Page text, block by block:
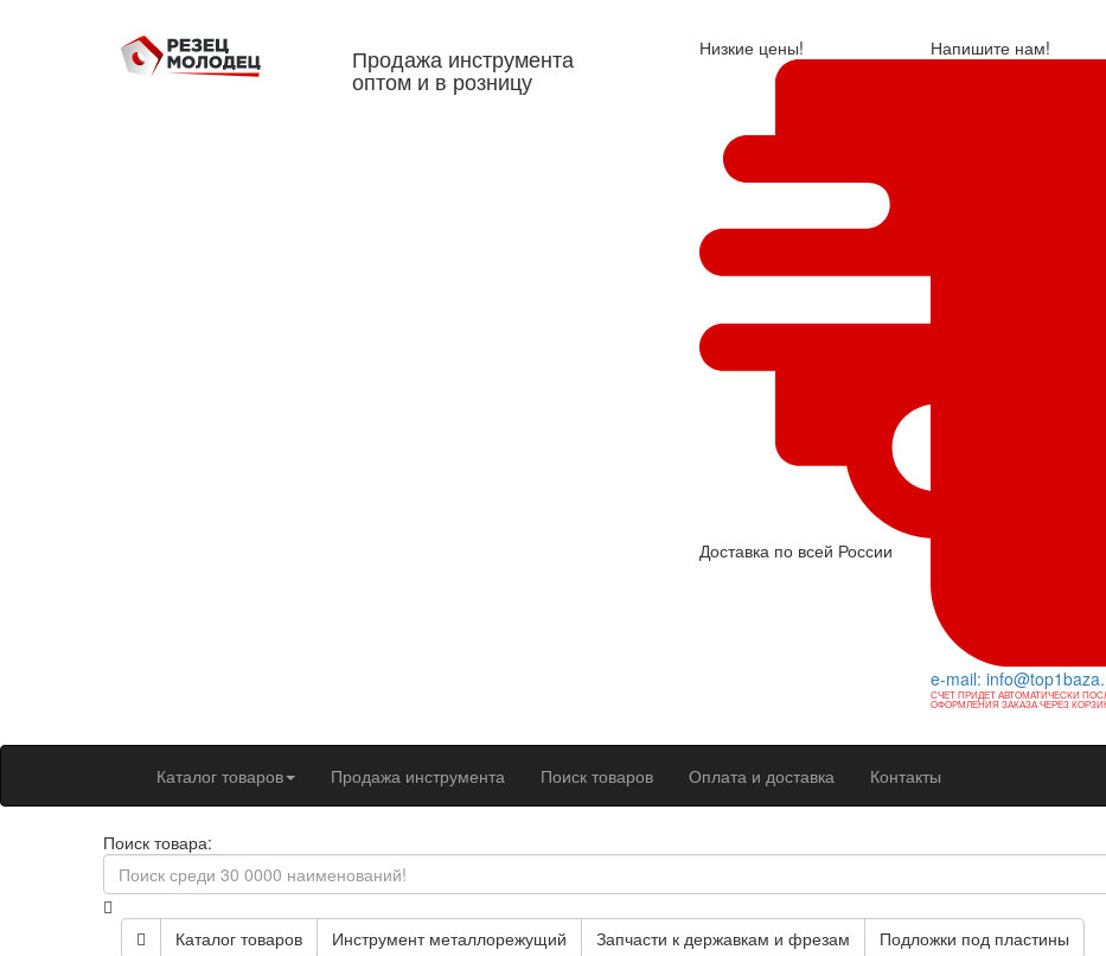
Продажа инструмента
оптом и в розницу
Низкие цены!
Доставка по всей России
Напишите нам!
e-mail:
СЧЕТ ПРИДЕТ АВТОМАТИЧЕСКИ
ОФОРМЛЕНИЯ ЗАКАЗА ЧЕРЕЗ
Каталог товаров Продажа инструмента Поиск товаров Оплата и доставка Контакты
Поиск товара:
Каталог товаров Инструмент металлорежущий Запчасти к державкам и фрезам
Подложки под пластины